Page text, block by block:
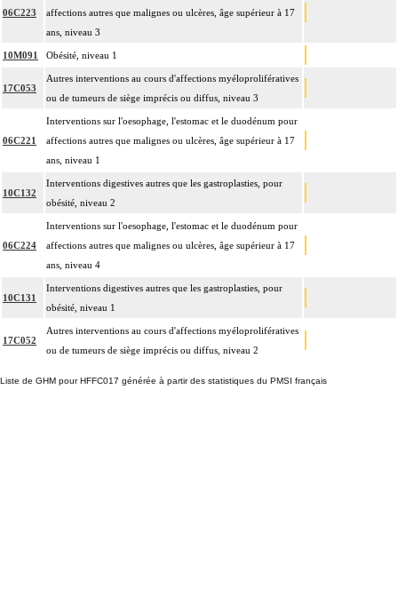
06C223
affections autres que malignes ou ulcères, âge supérieur à 17
ans, niveau 3
10M091 Obésité, niveau 1
17C053
Autres interventions au cours d'affections myéloprolifératives
ou de tumeurs de siège imprécis ou diffus, niveau 3
06C221
Interventions sur l'oesophage, l'estomac et le duodénum pour
affections autres que malignes ou ulcères, âge supérieur à 17
ans, niveau 1
10C132
Interventions digestives autres que les gastroplasties, pour
obésité, niveau 2
06C224
Interventions sur l'oesophage, l'estomac et le duodénum pour
affections autres que malignes ou ulcères, âge supérieur à 17
ans, niveau 4
10C131
Interventions digestives autres que les gastroplasties, pour
obésité, niveau 1
17C052
Autres interventions au cours d'affections myéloprolifératives
ou de tumeurs de siège imprécis ou diffus, niveau 2
Liste de GHM pour HFFC017 générée à partir des statistiques du PMSI français